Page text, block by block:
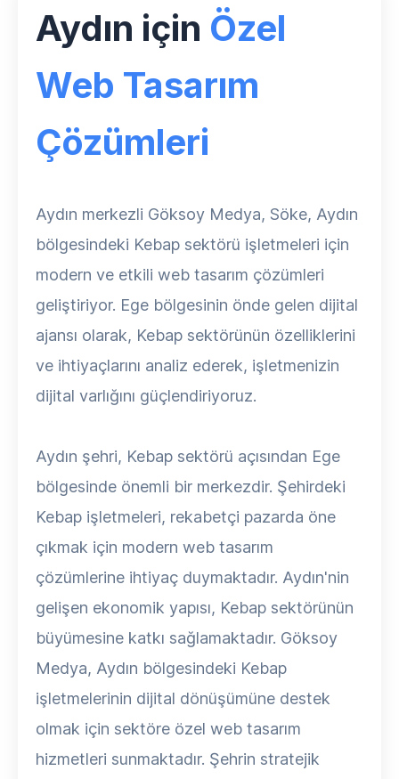
Aydın için Özel
Web Tasarım
Çözümleri
Aydın merkezli Göksoy Medya, Söke, Aydın
bölgesindeki Kebap sektörü işletmeleri için
modern ve etkili web tasarım çözümleri
geliştiriyor. Ege bölgesinin önde gelen dijital
ajansı olarak, Kebap sektörünün özelliklerini
ve ihtiyaçlarını analiz ederek, işletmenizin
dijital varlığını güçlendiriyoruz.
Aydın şehri, Kebap sektörü açısından Ege
bölgesinde önemli bir merkezdir. Şehirdeki
Kebap işletmeleri, rekabetçi pazarda öne
çıkmak için modern web tasarım
çözümlerine ihtiyaç duymaktadır. Aydın'nin
gelişen ekonomik yapısı, Kebap sektörünün
büyümesine katkı sağlamaktadır. Göksoy
Medya, Aydın bölgesindeki Kebap
işletmelerinin dijital dönüşümüne destek
olmak için sektöre özel web tasarım
hizmetleri sunmaktadır. Şehrin stratejik